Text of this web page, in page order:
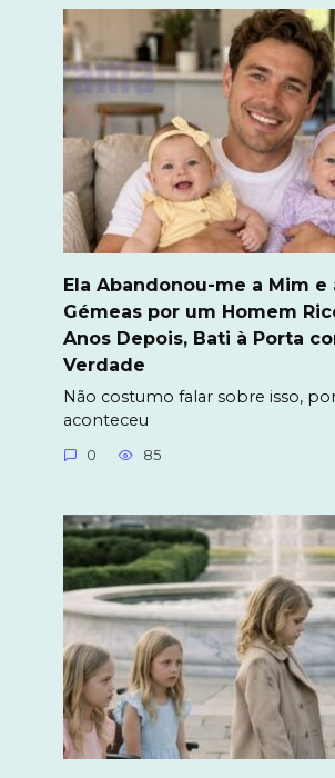
Ela Abandonou-me a Mim e
Gémeas por um Homem
Anos Depois, Bati à Porta
Verdade
Não costumo falar sobre isso,
aconteceu
0 85